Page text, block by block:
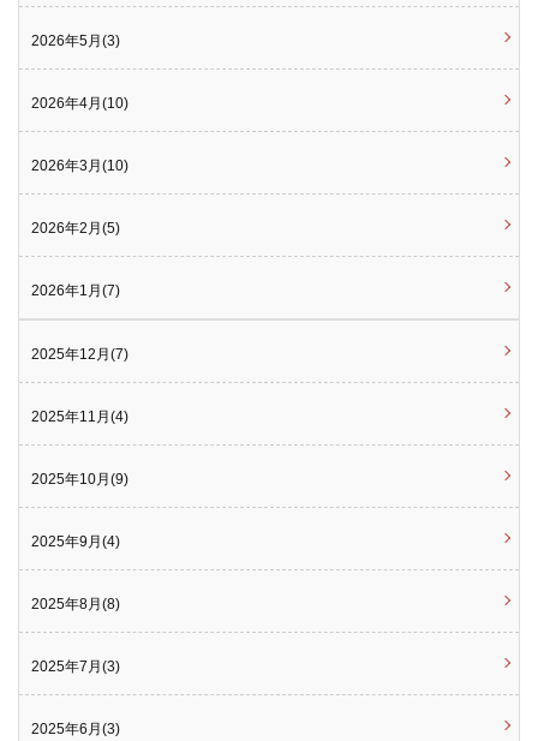
2026年5月(3)
2026年4月(10)
2026年3月(10)
2026年2月(5)
2026年1月(7)
2025年12月(7)
2025年11月(4)
2025年10月(9)
2025年9月(4)
2025年8月(8)
2025年7月(3)
2025年6月(3)